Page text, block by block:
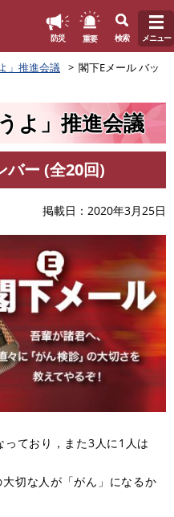
防災 重要 検索 メニュー
」推進会議
閣下Eメール バッ
よ」推進会議
バー (全20回)
掲載日 2020年3月25日
ており，また3人に1人は
切な人が「がん」になるか